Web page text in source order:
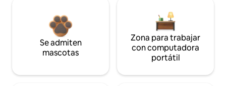
Se admiten
mascotas
Zona para trabajar
con computadora
portátil